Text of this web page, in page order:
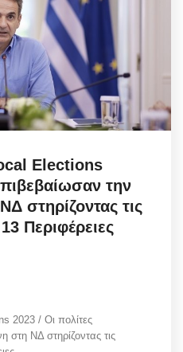
Elections
την
στηρίζοντας τις
Περιφέρειες
2023 / Οι πολίτες
στη ΝΔ στηρίζοντας τις